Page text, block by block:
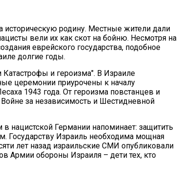
историческую родину. Местные жители дали
вели их как скот на бойню. Несмотря на
еврейского государства, подобное
долгие годы.
и героизма". В Израиле
церемонии приурочены к началу
1943 года. От героизма повстанцев и
за независимость и Шестидневной
нацистской Германии напоминает: защитить
Государству Израиль необходима мощная
лет назад израильские СМИ опубликовали
Армии обороны Израиля – дети тех, кто